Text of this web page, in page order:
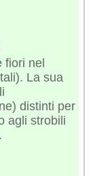
fiori nel
La sua
distinti per
agli strobili